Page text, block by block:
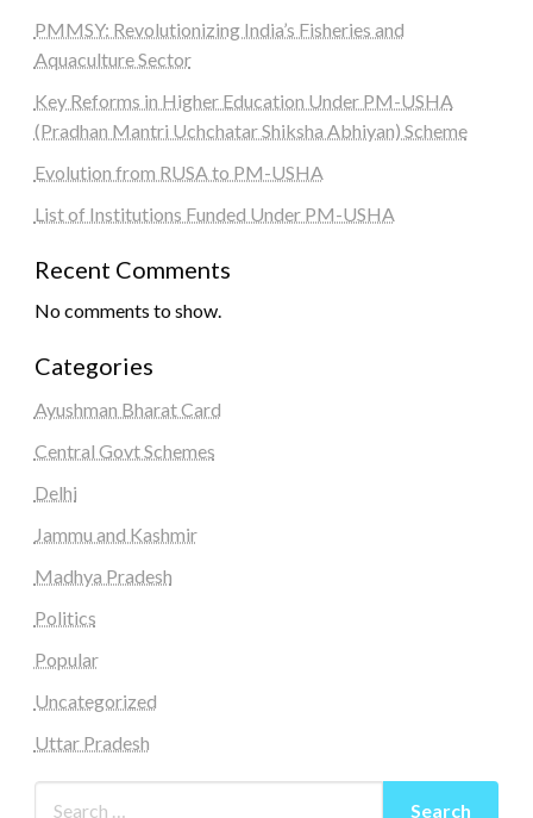
PMMSY: Revolutionizing India’s Fisheries and
Aquaculture Sector
Key Reforms in Higher Education Under PM-USHA
(Pradhan Mantri Uchchatar Shiksha Abhiyan) Scheme
Evolution from RUSA to PM-USHA
List of Institutions Funded Under PM-USHA
Recent Comments
No comments to show.
Categories
Ayushman Bharat Card
Central Govt Schemes
Delhi
Jammu and Kashmir
Madhya Pradesh
Politics
Popular
Uncategorized
Uttar Pradesh